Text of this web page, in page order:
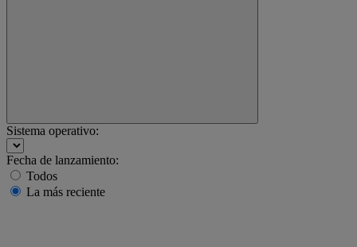
Sistema operativo:
Fecha de lanzamiento:
Todos
La más reciente